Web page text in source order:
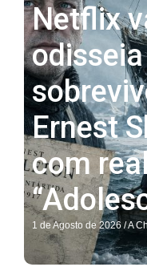
Netflix
Ernest
com
1 de Agosto de 2026 /A